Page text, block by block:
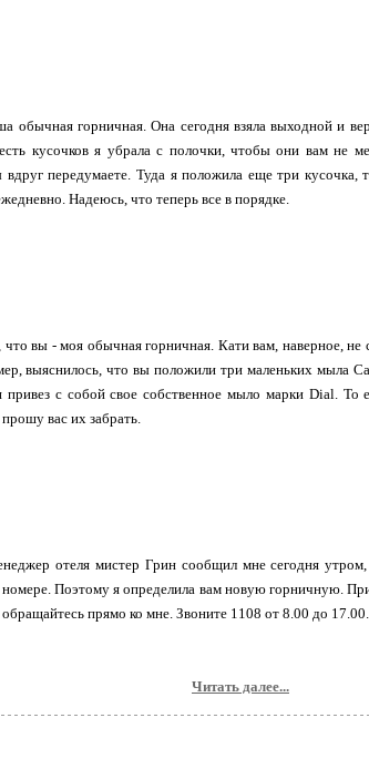
обычная горничная. Она сегодня взяла выходной и
кусочков я убрала с полочки, чтобы они вам не
вдруг передумаете. Туда я положила еще три
Надеюсь, что теперь все в порядке.
что вы - моя обычная горничная. Кати вам, наверное,
выяснилось, что вы положили три маленьких мыла
с собой свое собственное мыло марки Dial. То
вас их забрать.
отеля мистер Грин сообщил мне сегодня
номере. Поэтому я определила вам новую горничную.
прямо ко мне. Звоните 1108 от 8.00 до
Читать далее...